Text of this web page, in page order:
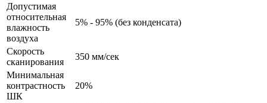
Допустимая
относительная
влажность
воздуха
5% - 95% (без конденсата)
Скорость
сканирования
350 мм/сек
Минимальная
контрастность
ШК
20%